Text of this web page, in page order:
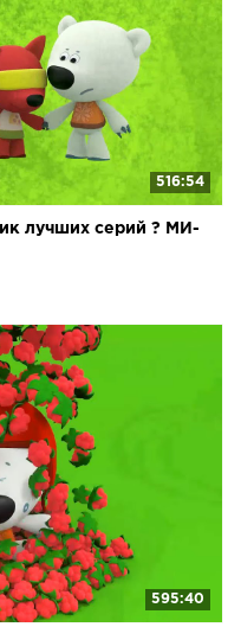
516:54
лучших серий ? МИ-
595:40